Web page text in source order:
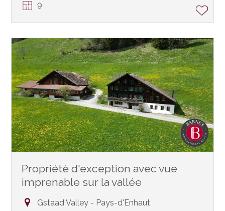
9
Propriété d'exception avec vue
imprenable sur la vallée
Gstaad Valley - Pays-d'Enhaut